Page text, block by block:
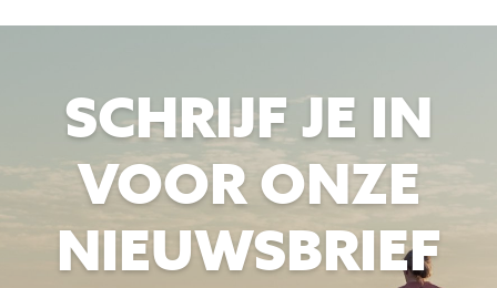
SCHRIJF JE IN
VOOR ONZE
NIEUWSBRIEF